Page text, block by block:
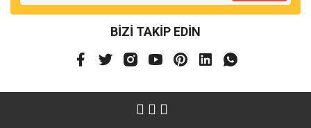
BİZİ TAKİP EDİN